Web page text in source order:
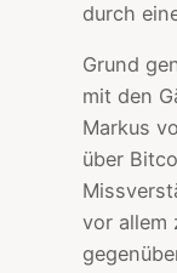
durch
Grund
mit den
Markus
über
vor allem